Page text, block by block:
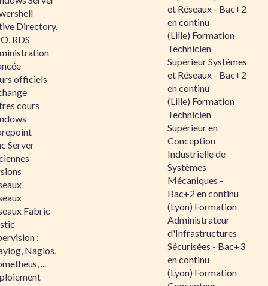
Directory,
RDS
officiels
cours
Server
Fabric
:
Nagios,
...
et Réseaux - Bac+2
en continu
(Lille) Formation
Technicien
Supérieur Systèmes
et Réseaux - Bac+2
en continu
(Lille) Formation
Technicien
Supérieur en
Conception
Industrielle de
Systèmes
Mécaniques -
Bac+2 en continu
(Lyon) Formation
Administrateur
d'Infrastructures
Sécurisées - Bac+3
en continu
(Lyon) Formation